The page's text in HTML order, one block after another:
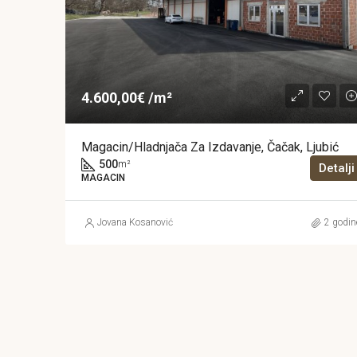
4.600,00€ /m²
Magacin/Hladnjača Za Izdavanje, Čačak, Ljubić
500m²
MAGACIN
Detalji
Jovana Kosanović 2